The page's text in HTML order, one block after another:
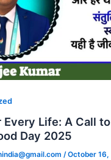
Every Life: A Call
Day 2025
/October 16,